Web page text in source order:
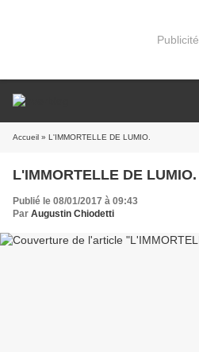
Publicité
Accueil » L'IMMORTELLE DE LUMIO.
L'IMMORTELLE DE LUMIO.
Publié le 08/01/2017 à 09:43
Par Augustin Chiodetti